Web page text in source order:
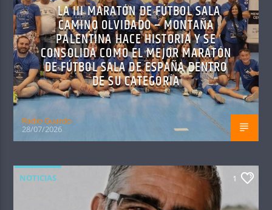
LA III MARATÓN DE FÚTBOL SALA
CAMINO OLVIDADO – MONTAÑA
PALENTINA HACE HISTORIA Y SE
CONSOLIDA COMO EL MEJOR MARATÓN
DE FÚTBOL SALA DE ESPAÑA DENTRO
DE SU CATEGORÍA
Radio Guardo
28/07/2026
NOTICIAS 1